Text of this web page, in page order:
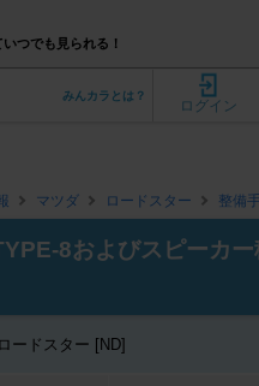
つでも見られる！
ログイン
みんカラとは？
マツダ ロードスター 整備
8およびスピーカー
ードスター [ND]